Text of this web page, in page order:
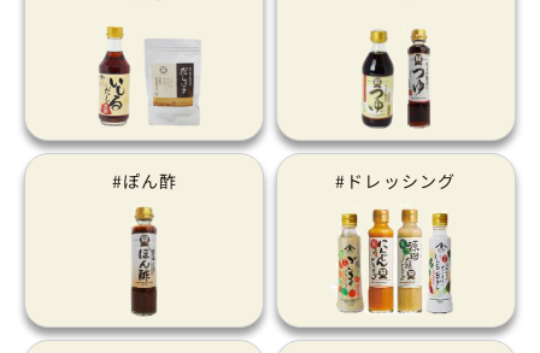
#ぽん酢 #ドレッシング